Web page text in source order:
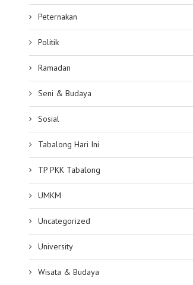
Peternakan
Politik
Ramadan
Seni & Budaya
Sosial
Tabalong Hari Ini
TP PKK Tabalong
UMKM
Uncategorized
University
Wisata & Budaya